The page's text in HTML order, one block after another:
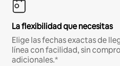
La flexibilidad que necesitas
Elige las fechas exactas de
línea con facilidad, sin
adicionales.*